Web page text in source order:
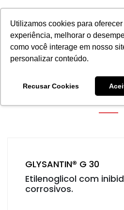
Utilizamos cookies para
experiência, melhorar o
como você interage em nosso
personalizar conteúdo.
Recusar Cookies
GLYSANTIN® G 30
Etilenoglicol com
corrosivos.